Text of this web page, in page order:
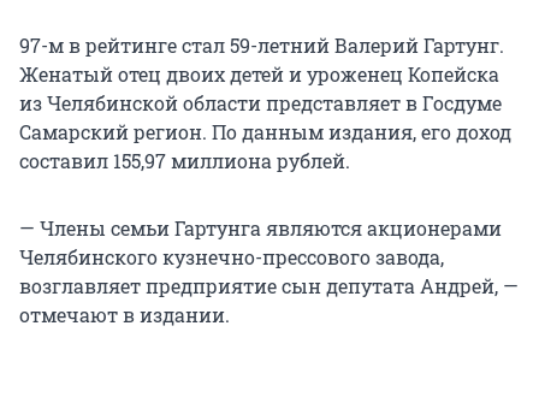
97-м в рейтинге стал 59-летний Валерий Гартунг.
Женатый отец двоих детей и уроженец Копейска
из Челябинской области представляет в Госдуме
Самарский регион. По данным издания, его доход
составил 155,97 миллиона рублей.
— Члены семьи Гартунга являются акционерами
Челябинского кузнечно-прессового завода,
возглавляет предприятие сын депутата Андрей, —
отмечают в издании.